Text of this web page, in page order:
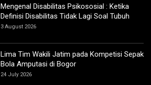
Mengenal Disabilitas Psikososial : Ketika
Definisi Disabilitas Tidak Lagi Soal Tubuh
3 August 2026
Lima Tim Wakili Jatim pada Kompetisi Sepak
Bola Amputasi di Bogor
24 July 2026